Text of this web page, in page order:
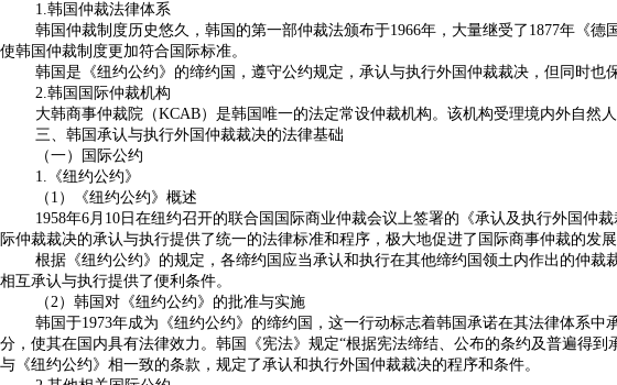
1.韩国仲裁法律体系
韩国仲裁制度历史悠久，韩国的第一部仲裁法颁布于1966年，大量继受了1877年《
使韩国仲裁制度更加符合国际标准。
韩国是《纽约公约》的缔约国，遵守公约规定，承认与执行外国仲裁裁决，但同时
2.韩国国际仲裁机构
大韩商事仲裁院（KCAB）是韩国唯一的法定常设仲裁机构。该机构受理境内外自然
三、韩国承认与执行外国仲裁裁决的法律基础
（一）国际公约
1.《纽约公约》
（1）《纽约公约》概述
1958年6月10日在纽约召开的联合国国际商业仲裁会议上签署的《承认及执行外国仲
际仲裁裁决的承认与执行提供了统一的法律标准和程序，极大地促进了国际商事仲裁的发
根据《纽约公约》的规定，各缔约国应当承认和执行在其他缔约国领土内作出的仲
相互承认与执行提供了便利条件。
（2）韩国对《纽约公约》的批准与实施
韩国于1973年成为《纽约公约》的缔约国，这一行动标志着韩国承诺在其法律体系
分，使其在国内具有法律效力。韩国《宪法》规定“根据宪法缔结、公布的条约及普遍得
与《纽约公约》相一致的条款，规定了承认和执行外国仲裁裁决的程序和条件。